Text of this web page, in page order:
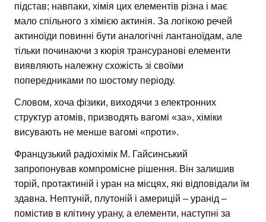
підстав; навпаки, хімія цих елементів різна і має
мало спільного з хімією актинія. За логікою речей
актиноїди повинні бути аналогічні лантаноїдам, але
тільки починаючи з кюрія трансуранові елементи
виявляють належну схожість зі своїми
попередниками по шостому періоду.
Словом, хоча фізики, виходячи з електронних
структур атомів, призводять вагомі «за», хіміки
висувають не менше вагомі «проти».
Французький радіохімік М. Гайсинський
запропонував компромісне рішення. Він залишив
торій, протактиній і уран на місцях, які відповідали їм
здавна. Нептуній, плутоній і америцій – уранід –
помістив в клітину урану, а елементи, наступні за